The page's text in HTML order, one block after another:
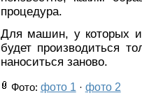
процедура.
Для машин, у которых
будет производиться
наноситься заново.
Фото: фото 1 · фото 2